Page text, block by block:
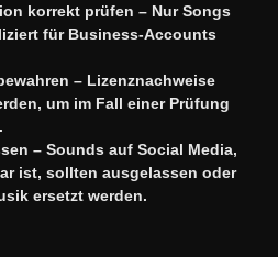
korrekt prüfen – Nur Songs
für Business-Accounts
– Lizenznachweise
um im Fall einer Prüfung
– Sounds auf Social Media,
ist, sollten ausgelassen oder
ersetzt werden.